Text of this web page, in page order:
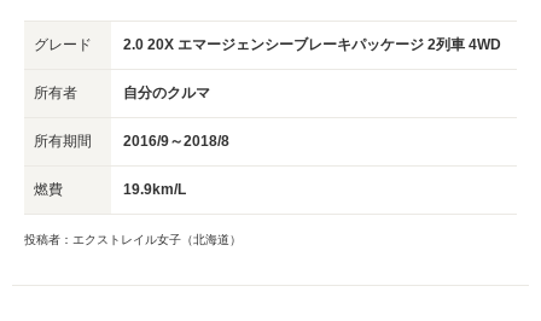
グレード 2.0 20X エマージェンシーブレーキパッケージ 2列車 4WD
所有者 自分のクルマ
所有期間 2016/9～2018/8
燃費 19.9km/L
投稿者：エクストレイル女子（北海道）